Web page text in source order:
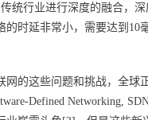
统行业进行深度的融合，
的时延非常小，需要达到10
网的这些问题和挑战，全
Defined Networking,